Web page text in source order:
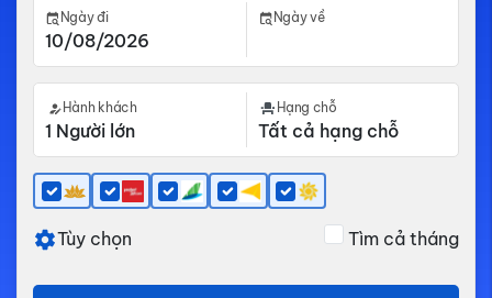
Ngày đi Ngày về
Hành khách Hạng chỗ
Tùy chọn Tìm cả tháng